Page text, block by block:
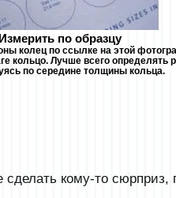
Измерить по образцу
колец по ссылке на этой
кольцо. Лучше всего определять
по середине толщины кольца.
сделать кому-то